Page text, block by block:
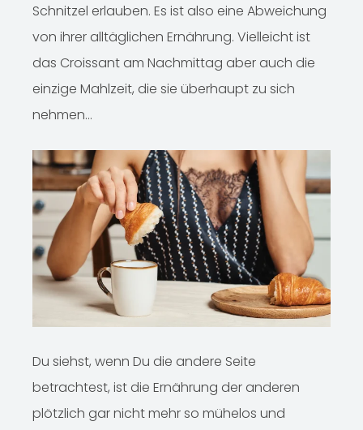
Schnitzel erlauben. Es ist also eine Abweichung
von ihrer alltäglichen Ernährung. Vielleicht ist
das Croissant am Nachmittag aber auch die
einzige Mahlzeit, die sie überhaupt zu sich
nehmen…
Du siehst, wenn Du die andere Seite
betrachtest, ist die Ernährung der anderen
plötzlich gar nicht mehr so mühelos und